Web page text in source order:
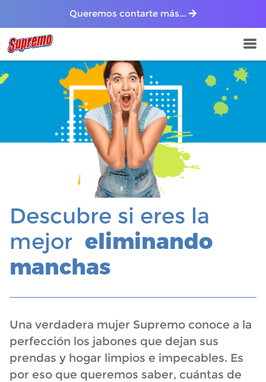
Queremos contarte más...
Descubre si eres la
mejor eliminando
manchas
Una verdadera mujer Supremo conoce a la
perfección los jabones que dejan sus
prendas y hogar limpios e impecables. Es
por eso que queremos saber, cuántas de